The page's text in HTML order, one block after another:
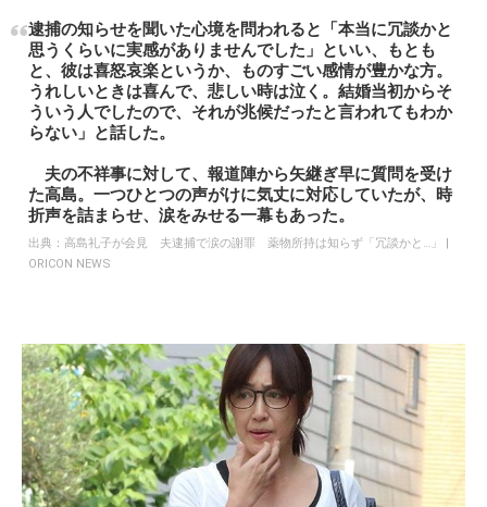
逮捕の知らせを聞いた心境を問われると「本当に冗談かと
思うくらいに実感がありませんでした」といい、もとも
と、彼は喜怒哀楽というか、ものすごい感情が豊かな方。
うれしいときは喜んで、悲しい時は泣く。結婚当初からそ
ういう人でしたので、それが兆候だったと言われてもわか
らない」と話した。
夫の不祥事に対して、報道陣から矢継ぎ早に質問を受け
た高島。一つひとつの声がけに気丈に対応していたが、時
折声を詰まらせ、涙をみせる一幕もあった。
出典： 高島礼子が会見 夫逮捕で涙の謝罪 薬物所持は知らず「冗談かと…」 |
ORICON NEWS